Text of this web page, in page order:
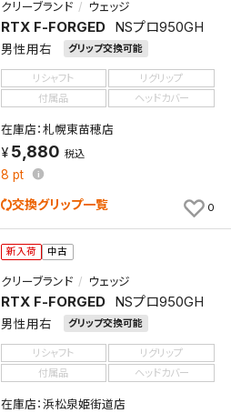
クリーブランド ウェッジ
RTX F-FORGED NSプロ950GH
男性用右 グリップ交換可能
リシャフト
リグリップ
付属品
ヘッドカバー
在庫店：札幌東苗穂店
5,880 税込
8 pt
交換グリップ一覧 0
新入荷 中古
クリーブランド ウェッジ
RTX F-FORGED NSプロ950GH
男性用右 グリップ交換可能
リシャフト
リグリップ
付属品
ヘッドカバー
在庫店：浜松泉姫街道店